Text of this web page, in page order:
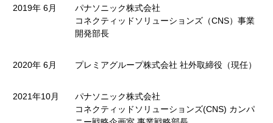
2019年 6月
パナソニック株式会社
コネクティッドソリューションズ（CNS）事業
開発部長
2020年 6月 プレミアグループ株式会社 社外取締役（現任）
2021年10月
パナソニック株式会社
コネクティッドソリューションズ(CNS) カンパ